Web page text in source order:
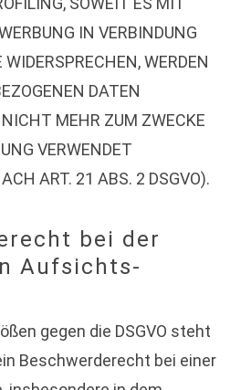
IN VERBINDUNG
WERDEN
DATEN
MEHR ZUM ZWECKE
VERWENDET
ART. 21 ABS. 2 DSGVO).
bei der
Aufsichts­
gegen die DSGVO steht
Beschwerderecht bei einer